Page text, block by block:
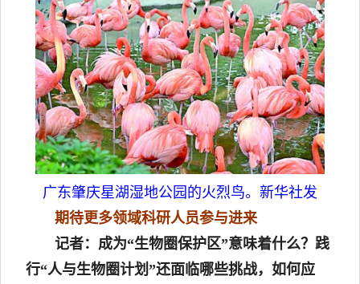
广东肇庆星湖湿地公园的火烈鸟。新华社发
期待更多领域科研人员参与进来
记者：成为“生物圈保护区”意味着什么？践
行“人与生物圈计划”还面临哪些挑战，如何应